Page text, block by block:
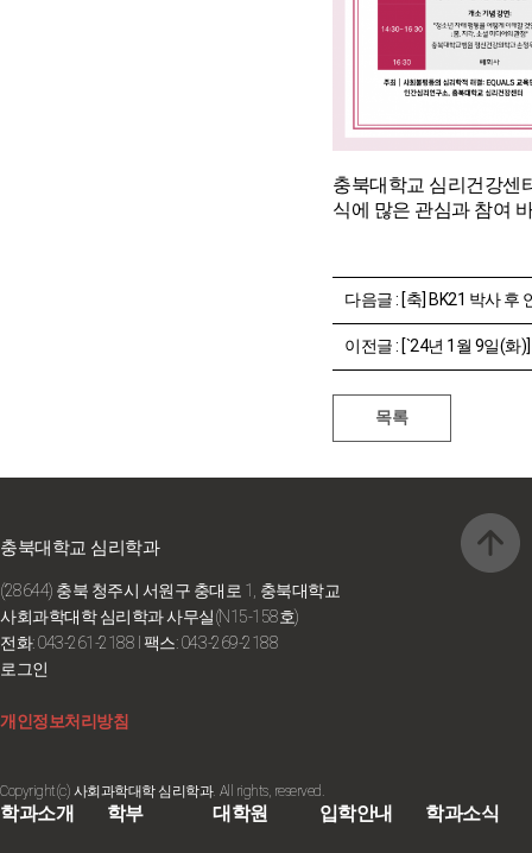
충북대학교 심리건강센
식에 많은 관심과 참여
다음글 : [축] BK21 박사 후 연구원 남상희 박
이전글 : [`24년 1월 9일(화)] 초
충북대학교 심리학과
(28644) 충북 청주시 서원구 충대로 1, 충북대학교
사회과학대학 심리학과 사무실(N15-158호)
전화: 043-261-2188 I 팩스: 043-269-2188
로그인
개인정보처리방침
Copyright(c) 사회과학대학 심리학과. All rights, reserved.
학과소개 학부 대학원 입학안내 학과소식